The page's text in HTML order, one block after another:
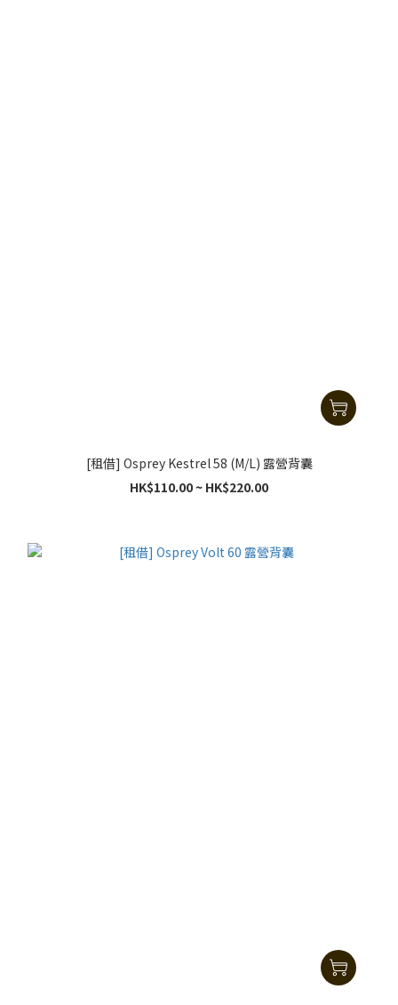
[租借] Osprey Kestrel 58 (M/L) 露營背囊
HK$110.00 ~ HK$220.00